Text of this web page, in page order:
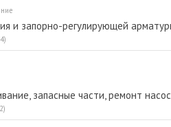
и запорно-регулирующей
запасные части, ремонт